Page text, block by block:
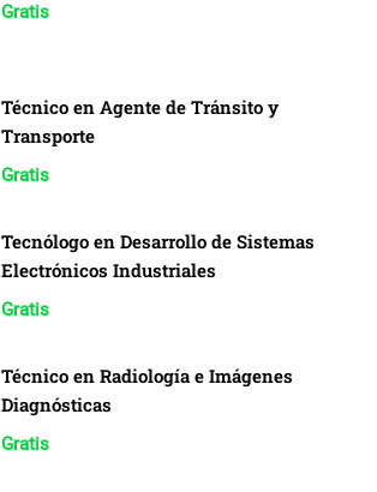
Gratis
Técnico en Agente de Tránsito y
Transporte
Gratis
Tecnólogo en Desarrollo de Sistemas
Electrónicos Industriales
Gratis
Técnico en Radiología e Imágenes
Diagnósticas
Gratis